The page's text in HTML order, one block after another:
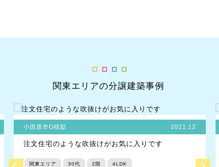
関東エリアの分譲建築事例
小田原市O様邸 2021.12
注文住宅のような吹抜けがお気に入りです
関東エリア 30代 2階 4LDK